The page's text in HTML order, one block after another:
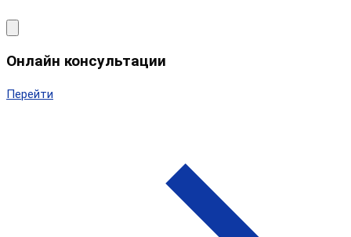
Онлайн консультации
Перейти